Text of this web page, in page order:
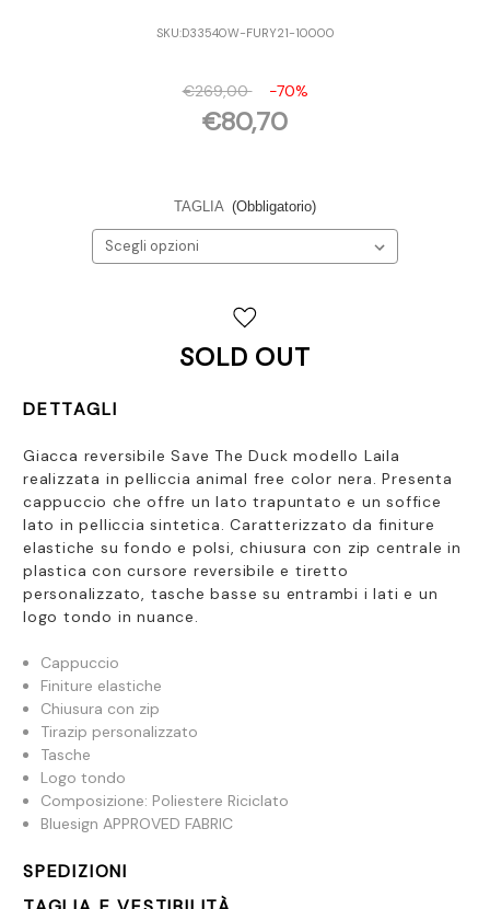
SKU:D33540W-FURY21-10000
€269,00 -70%
€80,70
TAGLIA (Obbligatorio)
SOLD OUT
DETTAGLI
Giacca reversibile Save The Duck modello Laila
realizzata in pelliccia animal free color nera. Presenta
cappuccio che offre un lato trapuntato e un soffice
lato in pelliccia sintetica. Caratterizzato da finiture
elastiche su fondo e polsi, chiusura con zip centrale in
plastica con cursore reversibile e tiretto
personalizzato, tasche basse su entrambi i lati e un
logo tondo in nuance.
Cappuccio
Finiture elastiche
Chiusura con zip
Tirazip personalizzato
Tasche
Logo tondo
Composizione: Poliestere Riciclato
Bluesign APPROVED FABRIC
SPEDIZIONI